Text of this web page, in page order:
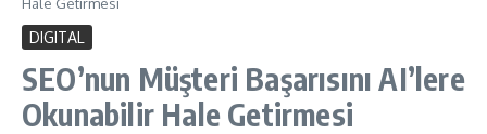
DIGITAL
SEO’nun Müşteri Başarısını AI’lere
Okunabilir Hale Getirmesi